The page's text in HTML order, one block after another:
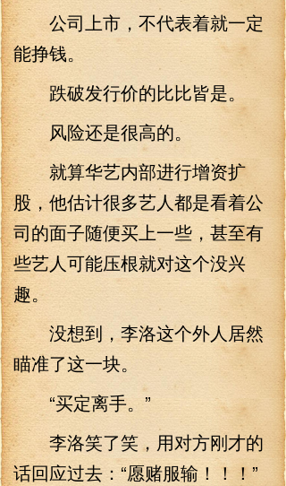
公司上市，不代表着就一定
能挣钱。
跌破发行价的比比皆是。
风险还是很高的。
就算华艺内部进行增资扩
股，他估计很多艺人都是看着公
司的面子随便买上一些，甚至有
些艺人可能压根就对这个没兴
趣。
没想到，李洛这个外人居然
瞄准了这一块。
“买定离手。”
李洛笑了笑，用对方刚才的
话回应过去：“愿赌服输！！！”